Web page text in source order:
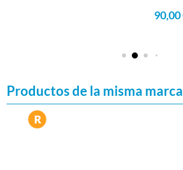
Productos de la misma marca